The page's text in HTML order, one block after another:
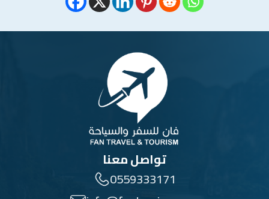
تواصل معنا
0559333171